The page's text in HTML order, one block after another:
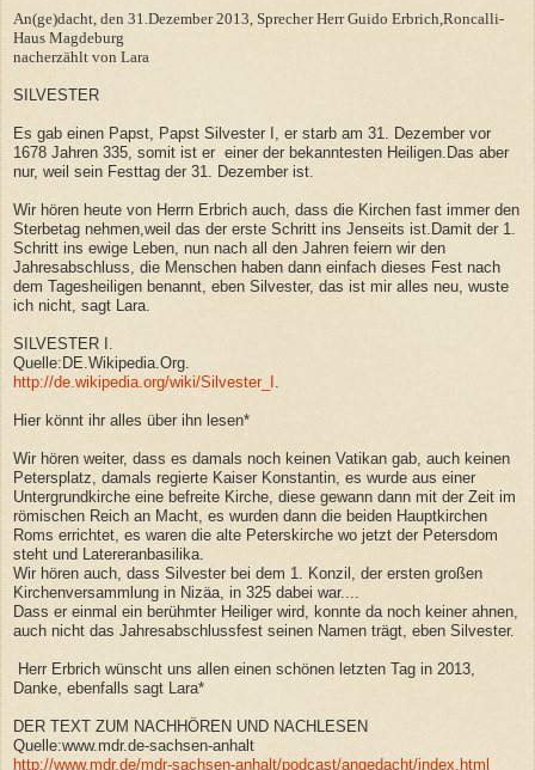
An(ge)dacht, den 31.Dezember 2013, Sprecher Herr Guido Erbrich,Roncalli-
Haus Magdeburg
nacherzählt von Lara
SILVESTER
Es gab einen Papst, Papst Silvester I, er starb am 31. Dezember vor
1678 Jahren 335, somit ist er einer der bekanntesten Heiligen.Das aber
nur, weil sein Festtag der 31. Dezember ist.
Wir hören heute von Herrn Erbrich auch, dass die Kirchen fast immer den
Sterbetag nehmen,weil das der erste Schritt ins Jenseits ist.Damit der 1.
Schritt ins ewige Leben, nun nach all den Jahren feiern wir den
Jahresabschluss, die Menschen haben dann einfach dieses Fest nach
dem Tagesheiligen benannt, eben Silvester, das ist mir alles neu, wuste
ich nicht, sagt Lara.
SILVESTER I.
Quelle:DE.Wikipedia.Org.
http://de.wikipedia.org/wiki/Silvester_I
Hier könnt ihr alles über ihn lesen*
Wir hören weiter, dass es damals noch keinen Vatikan gab, auch keinen
Petersplatz, damals regierte Kaiser Konstantin, es wurde aus einer
Untergrundkirche eine befreite Kirche, diese gewann dann mit der Zeit im
römischen Reich an Macht, es wurden dann die beiden Hauptkirchen
Roms errichtet, es waren die alte Peterskirche wo jetzt der Petersdom
steht und Latereranbasilika.
Wir hören auch, dass Silvester bei dem 1. Konzil, der ersten großen
Kirchenversammlung in Nizäa, in 325 dabei war....
Dass er einmal ein berühmter Heiliger wird, konnte da noch keiner ahnen,
auch nicht das Jahresabschlussfest seinen Namen trägt, eben Silvester.
Herr Erbrich wünscht uns allen einen schönen letzten Tag in 2013,
Danke, ebenfalls sagt Lara*
DER TEXT ZUM NACHHÖREN UND NACHLESEN
Quelle:www.mdr.de-sachsen-anhalt
http://www.mdr.de/mdr-sachsen-anhalt/podcast/angedacht/index.html